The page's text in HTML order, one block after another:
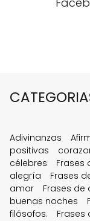
Adivinanzas
positivas
célebres
Frases
alegría
Frases
amor
Frases de
buenas noches
filósofos.
Frases